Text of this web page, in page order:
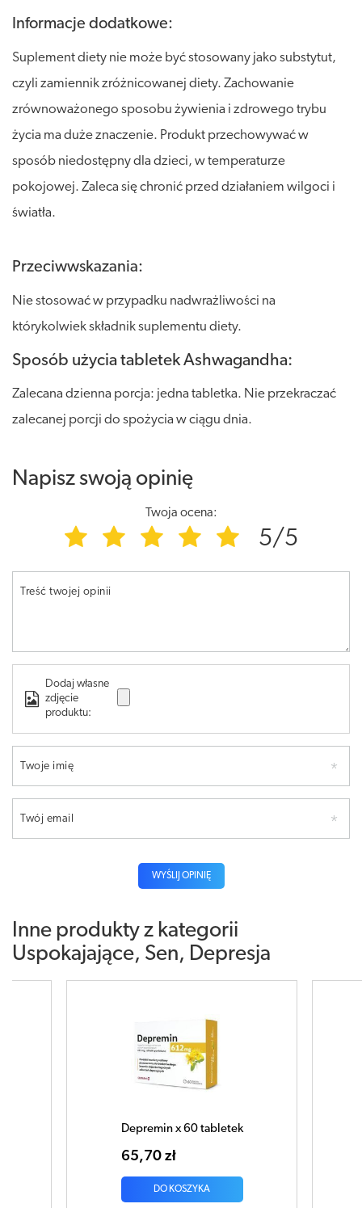
Informacje dodatkowe:
Suplement diety nie może być stosowany jako substytut,
czyli zamiennik zróżnicowanej diety. Zachowanie
zrównoważonego sposobu żywienia i zdrowego trybu
życia ma duże znaczenie. Produkt przechowywać w
sposób niedostępny dla dzieci, w temperaturze
pokojowej. Zaleca się chronić przed działaniem wilgoci i
światła.
Przeciwwskazania:
Nie stosować w przypadku nadwrażliwości na
którykolwiek składnik suplementu diety.
Sposób użycia tabletek Ashwagandha:
Zalecana dzienna porcja: jedna tabletka. Nie przekraczać
zalecanej porcji do spożycia w ciągu dnia.
Napisz swoją opinię
Twoja ocena:
5/5
Treść twojej opinii
Dodaj własne
zdjęcie
produktu:
Twoje imię
Twój email
WYŚLIJ OPINIĘ
Inne produkty z kategorii
Uspokajające, Sen, Depresja
Depremin x 60 tabletek